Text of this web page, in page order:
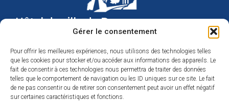
Gérer le consentement
Pour offrir les meilleures expériences, nous utilisons des technologies telles
que les cookies pour stocker et/ou accéder aux informations des appareils. Le
fait de consentir à ces technologies nous permettra de traiter des données
telles que le comportement de navigation ou les ID uniques sur ce site. Le fait
de ne pas consentir ou de retirer son consentement peut avoir un effet négatif
sur certaines caractéristiques et fonctions.
Hôtel de ville de Donges
Place Armand Morvan
44480 Donges
02 40 45 79 79
Nous contacter
Horaires d’ouverture
Du lundi au jeudi de 9h à 12h et de 14h à 17h
Le vendredi de 9h à 12h et de 14h à 16h30